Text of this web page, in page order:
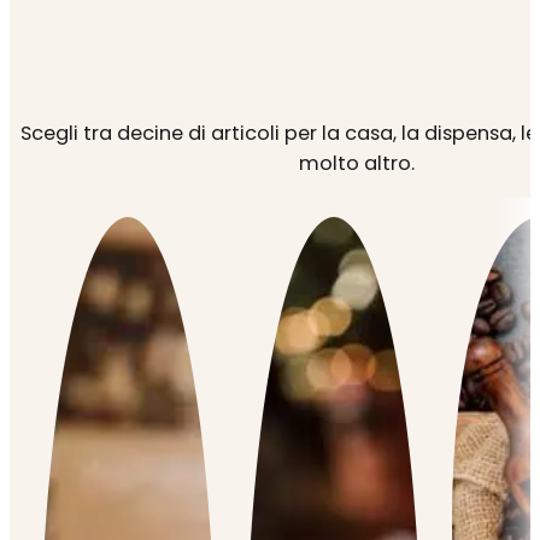
Scegli tra decine di articoli per la casa, la dispensa,
molto altro.